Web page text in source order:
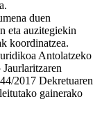
duen
eta auzitegiekin
koordinatzea.
Antolatzeko
2017 Dekretuaren
gainerako